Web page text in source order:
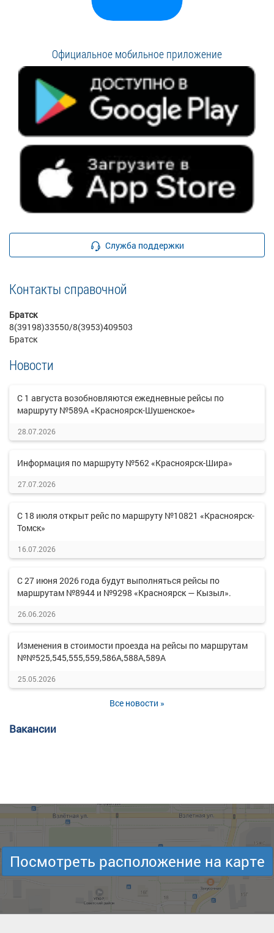
Официальное мобильное приложение
Служба поддержки
Контакты справочной
Братск
8(39198)33550/8(3953)409503
Братск
Новости
С 1 августа возобновляются ежедневные рейсы по
маршруту №589А «Красноярск-Шушенское»
28.07.2026
Информация по маршруту №562 «Красноярск-Шира»
27.07.2026
С 18 июля открыт рейс по маршруту №10821 «Красноярск-
Томск»
16.07.2026
С 27 июня 2026 года будут выполняться рейсы по
маршрутам №8944 и №9298 «Красноярск — Кызыл».
26.06.2026
Изменения в стоимости проезда на рейсы по маршрутам
№№525,545,555,559,586А,588А,589А
25.05.2026
Все новости »
Вакансии
Посмотреть расположение на карте